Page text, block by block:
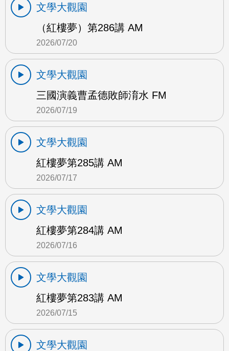
文學大觀園
（紅樓夢）第286講 AM
2026/07/20
文學大觀園
三國演義曹孟德敗師淯水 FM
2026/07/19
文學大觀園
紅樓夢第285講 AM
2026/07/17
文學大觀園
紅樓夢第284講 AM
2026/07/16
文學大觀園
紅樓夢第283講 AM
2026/07/15
文學大觀園